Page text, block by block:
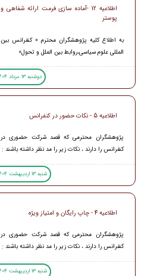
اطلاعیه 12 -آماده سازی فرمت ارائه شفاهی و
پوستر
به اطلاع کلیه پژوهشگران محترم « کنفرانس بین
المللی علوم سیاسی،روابط بین الملل و تحول»
دوشنبه 13 مرداد 1404 (1 سال قبل )
اطلاعیه 5 - نکات حضور در کنفرانس
پژوهشگران محترمی که قصد شرکت حضوری در
کنفرانس را دارند ، نکات زیر را مد نظر داشته باشند :
شنبه 13 اردیبهشت 1404 (1 سال قبل )
اطلاعیه 4 - چاپ رایگان و امتیاز ویژه
پژوهشگران محترمی که قصد شرکت حضوری در
کنفرانس را دارند ، نکات زیر را مد نظر داشته باشند :
شنبه 13 اردیبهشت 1404 (1 سال قبل )